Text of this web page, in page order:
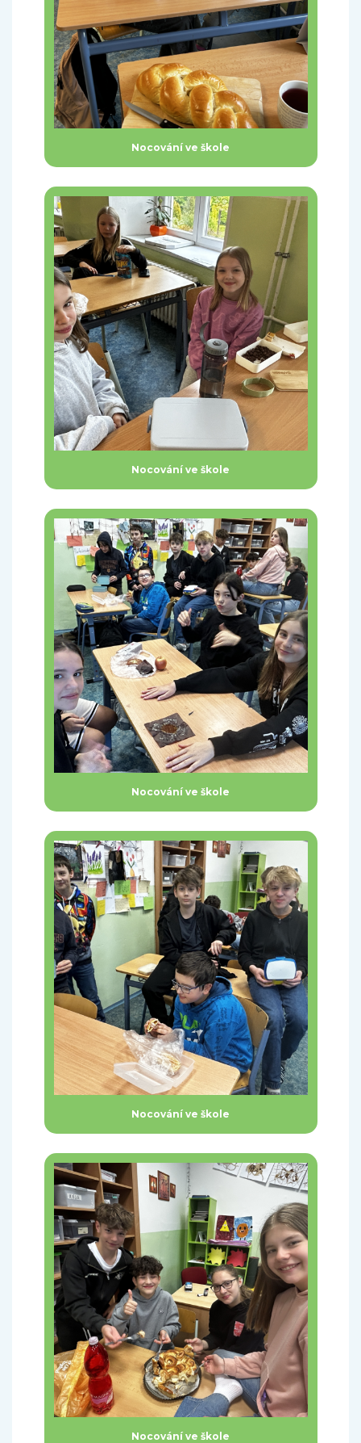
Nocování ve škole
Nocování ve škole
Nocování ve škole
Nocování ve škole
Nocování ve škole